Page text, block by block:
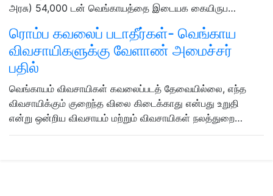
அரசு) 54,000 டன் வெங்காயத்தை இடையக கையிருப…
ரொம்ப கவலைப் படாதீர்கள்- வெங்காய
விவசாயிகளுக்கு வேளாண் அமைச்சர்
பதில்
வெங்காயம் விவசாயிகள் கவலைப்படத் தேவையில்லை, எந்த
விவசாயிக்கும் குறைந்த விலை கிடைக்காது என்பது உறுதி
என்று ஒன்றிய விவசாயம் மற்றும் விவசாயிகள் நலத்துறை…